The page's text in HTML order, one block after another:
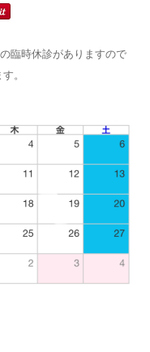
臨時休診がありますので
。